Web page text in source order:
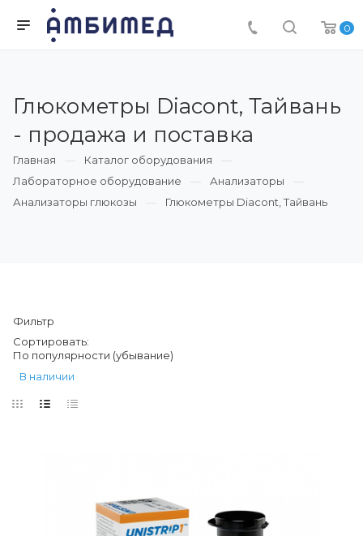
0
Глюкометры Diacont, Тайвань
- продажа и поставка
Главная
Каталог оборудования
Лабораторное оборудование
Анализаторы
Анализаторы глюкозы
Глюкометры Diacont, Тайвань
Фильтр
Сортировать:
По популярности (убывание)
В наличии